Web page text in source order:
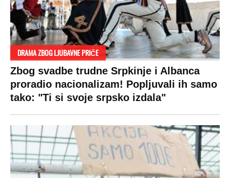
DRAMA ZBOG LJUBAVNE PRIČE
Zbog svadbe trudne Srpkinje i Albanca
proradio nacionalizam! Popljuvali ih samo
tako: "Ti si svoje srpsko izdala"